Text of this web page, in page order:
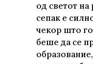
од светот на
сепак е
чекор што
беше да се